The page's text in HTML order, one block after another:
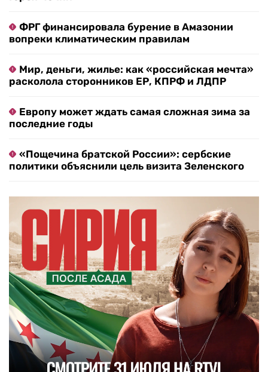
ФРГ финансировала бурение в Амазонии
вопреки климатическим правилам
Мир, деньги, жилье: как «российская мечта»
расколола сторонников ЕР, КПРФ и ЛДПР
Европу может ждать самая сложная зима за
последние годы
«Пощечина братской России»: сербские
политики объяснили цель визита Зеленского